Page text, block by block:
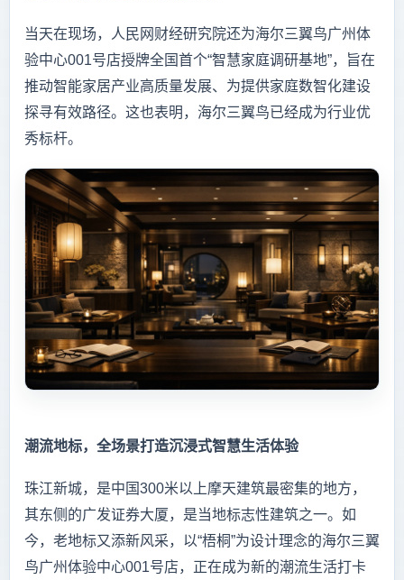
当天在现场，人民网财经研究院还为海尔三翼鸟广州体
验中心001号店授牌全国首个“智慧家庭调研基地”，旨在
推动智能家居产业高质量发展、为提供家庭数智化建设
探寻有效路径。这也表明，海尔三翼鸟已经成为行业优
秀标杆。
潮流地标，全场景打造沉浸式智慧生活体验
珠江新城，是中国300米以上摩天建筑最密集的地方，
其东侧的广发证券大厦，是当地标志性建筑之一。如
今，老地标又添新风采，以“梧桐”为设计理念的海尔三翼
鸟广州体验中心001号店，正在成为新的潮流生活打卡